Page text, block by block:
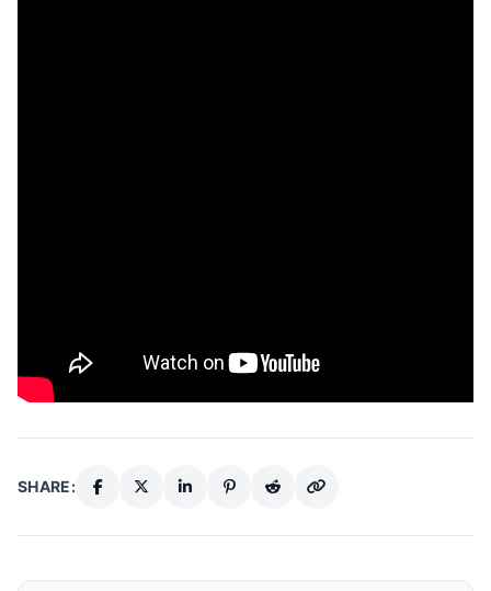
SHARE: